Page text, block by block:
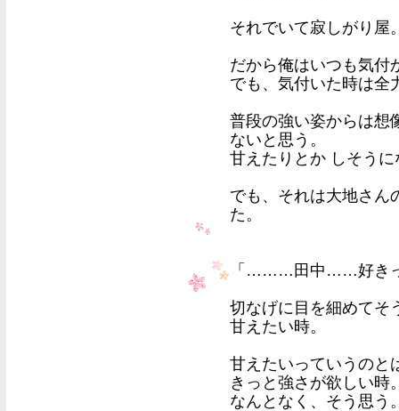
それでいて寂しがり屋
だから俺はいつも気付
でも、気付いた時は全
普段の強い姿からは想
ないと思う。
甘えたりとか しそうに
でも、それは大地さん
た。
「………田中……好き
切なげに目を細めてそ
甘えたい時。
甘えたいっていうのと
きっと強さが欲しい時
なんとなく、そう思う